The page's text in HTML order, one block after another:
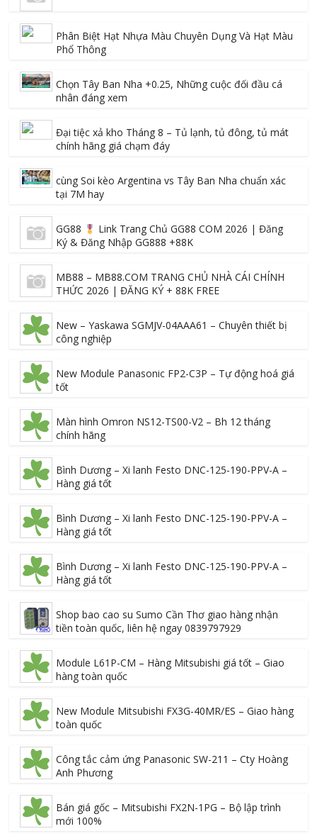
Phân Biệt Hạt Nhựa Màu Chuyên Dụng Và Hạt Màu
Phổ Thông
Chọn Tây Ban Nha +0.25, Những cuộc đối đầu cá
nhân đáng xem
Đại tiệc xả kho Tháng 8 – Tủ lạnh, tủ đông, tủ mát
chính hãng giá chạm đáy
cùng Soi kèo Argentina vs Tây Ban Nha chuẩn xác
tại 7M hay
GG88
Link Trang Chủ GG88 COM 2026 | Đăng
Ký & Đăng Nhập GG888 +88K
MB88 – MB88.COM TRANG CHỦ NHÀ CÁI CHÍNH
THỨC 2026 | ĐĂNG KÝ + 88K FREE
New – Yaskawa SGMJV-04AAA61 – Chuyên thiết bị
công nghiệp
New Module Panasonic FP2-C3P – Tự động hoá giá
tốt
Màn hình Omron NS12-TS00-V2 – Bh 12 tháng
chính hãng
Bình Dương – Xi lanh Festo DNC-125-190-PPV-A –
Hàng giá tốt
Bình Dương – Xi lanh Festo DNC-125-190-PPV-A –
Hàng giá tốt
Bình Dương – Xi lanh Festo DNC-125-190-PPV-A –
Hàng giá tốt
Shop bao cao su Sumo Cần Thơ giao hàng nhận
tiền toàn quốc, liên hệ ngay 0839797929
Module L61P-CM – Hàng Mitsubishi giá tốt – Giao
hàng toàn quốc
New Module Mitsubishi FX3G-40MR/ES – Giao hàng
toàn quốc
Công tắc cảm ứng Panasonic SW-211 – Cty Hoàng
Anh Phương
Bán giá gốc – Mitsubishi FX2N-1PG – Bộ lập trình
mới 100%